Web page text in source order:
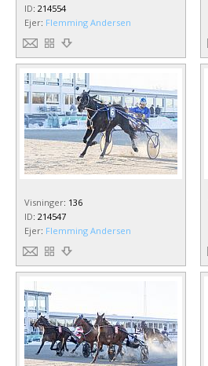
ID: 214554
Ejer: Flemming Andersen
Visninger: 136
ID: 214547
Ejer: Flemming Andersen